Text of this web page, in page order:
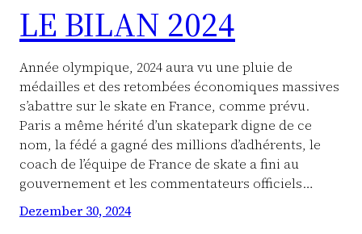
LE BILAN 2024
Année olympique, 2024 aura vu une pluie de
médailles et des retombées économiques massives
s’abattre sur le skate en France, comme prévu.
Paris a même hérité d’un skatepark digne de ce
nom, la fédé a gagné des millions d’adhérents, le
coach de l’équipe de France de skate a fini au
gouvernement et les commentateurs officiels…
Dezember 30, 2024